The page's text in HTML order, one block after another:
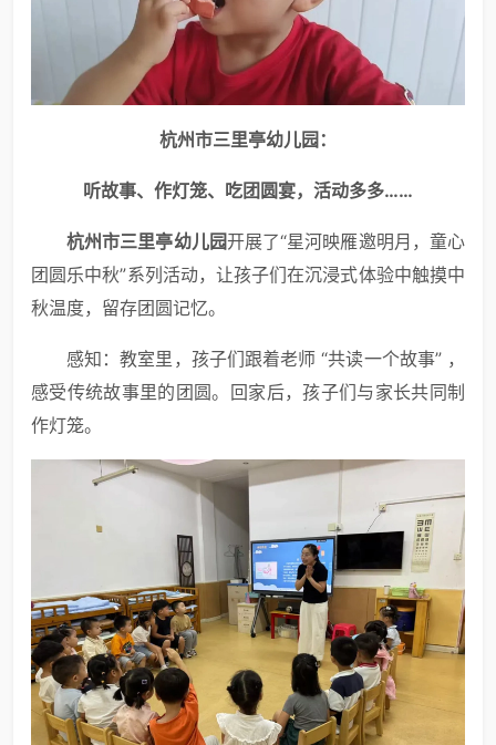
杭州市三里亭幼儿园：
听故事、作灯笼、吃团圆宴，活动多多……
杭州市三里亭幼儿园开展了“星河映雁邀明月，童心
团圆乐中秋”系列活动，让孩子们在沉浸式体验中触摸中
秋温度，留存团圆记忆。
感知：教室里，孩子们跟着老师 “共读一个故事” ，
感受传统故事里的团圆。回家后，孩子们与家长共同制
作灯笼。